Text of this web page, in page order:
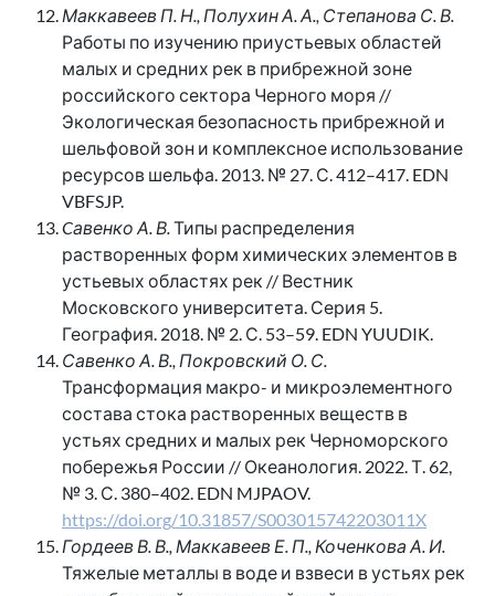
Маккавеев П. Н., Полухин А. А., Степанова С. В.
Работы по изучению приустьевых областей
малых и средних рек в прибрежной зоне
российского сектора Черного моря //
Экологическая безопасность прибрежной и
шельфовой зон и комплексное использование
ресурсов шельфа. 2013. № 27. С. 412–417. EDN
VBFSJP.
Cавенко А. В.Типы распределения
растворенных форм химических элементов в
устьевых областях рек // Вестник
Московского университета. Серия 5.
География. 2018. № 2. С. 53–59. EDN YUUDIK.
Савенко А. В., Покровский О. С.
Трансформация макро- и микроэлементного
состава стока растворенных веществ в
устьях средних и малых рек Черноморского
побережья России // Океанология. 2022. Т. 62,
№ 3. С. 380–402. EDN MJPAOV.
https://doi.org/10.31857/S003015742203011X
Гордеев В. В., Маккавеев Е. П., Коченкова А. И.
Тяжелые металлы в воде и взвеси в устьях рек